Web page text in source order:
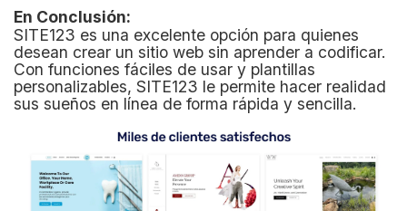
En Conclusión:
SITE123 es una excelente opción para quienes
desean crear un sitio web sin aprender a codificar.
Con funciones fáciles de usar y plantillas
personalizables, SITE123 le permite hacer realidad
sus sueños en línea de forma rápida y sencilla.